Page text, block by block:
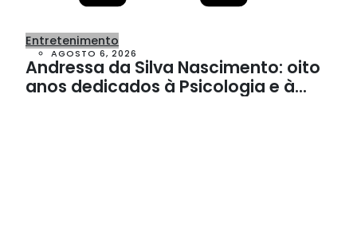
Entretenimento
AGOSTO 6, 2026
Andressa da Silva Nascimento: oito
anos dedicados à Psicologia e à